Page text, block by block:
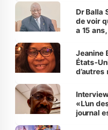
Dr Balla Sékou «
de voir
a 15
Jeanine
États-Unis « Je ne
«L’un
journal